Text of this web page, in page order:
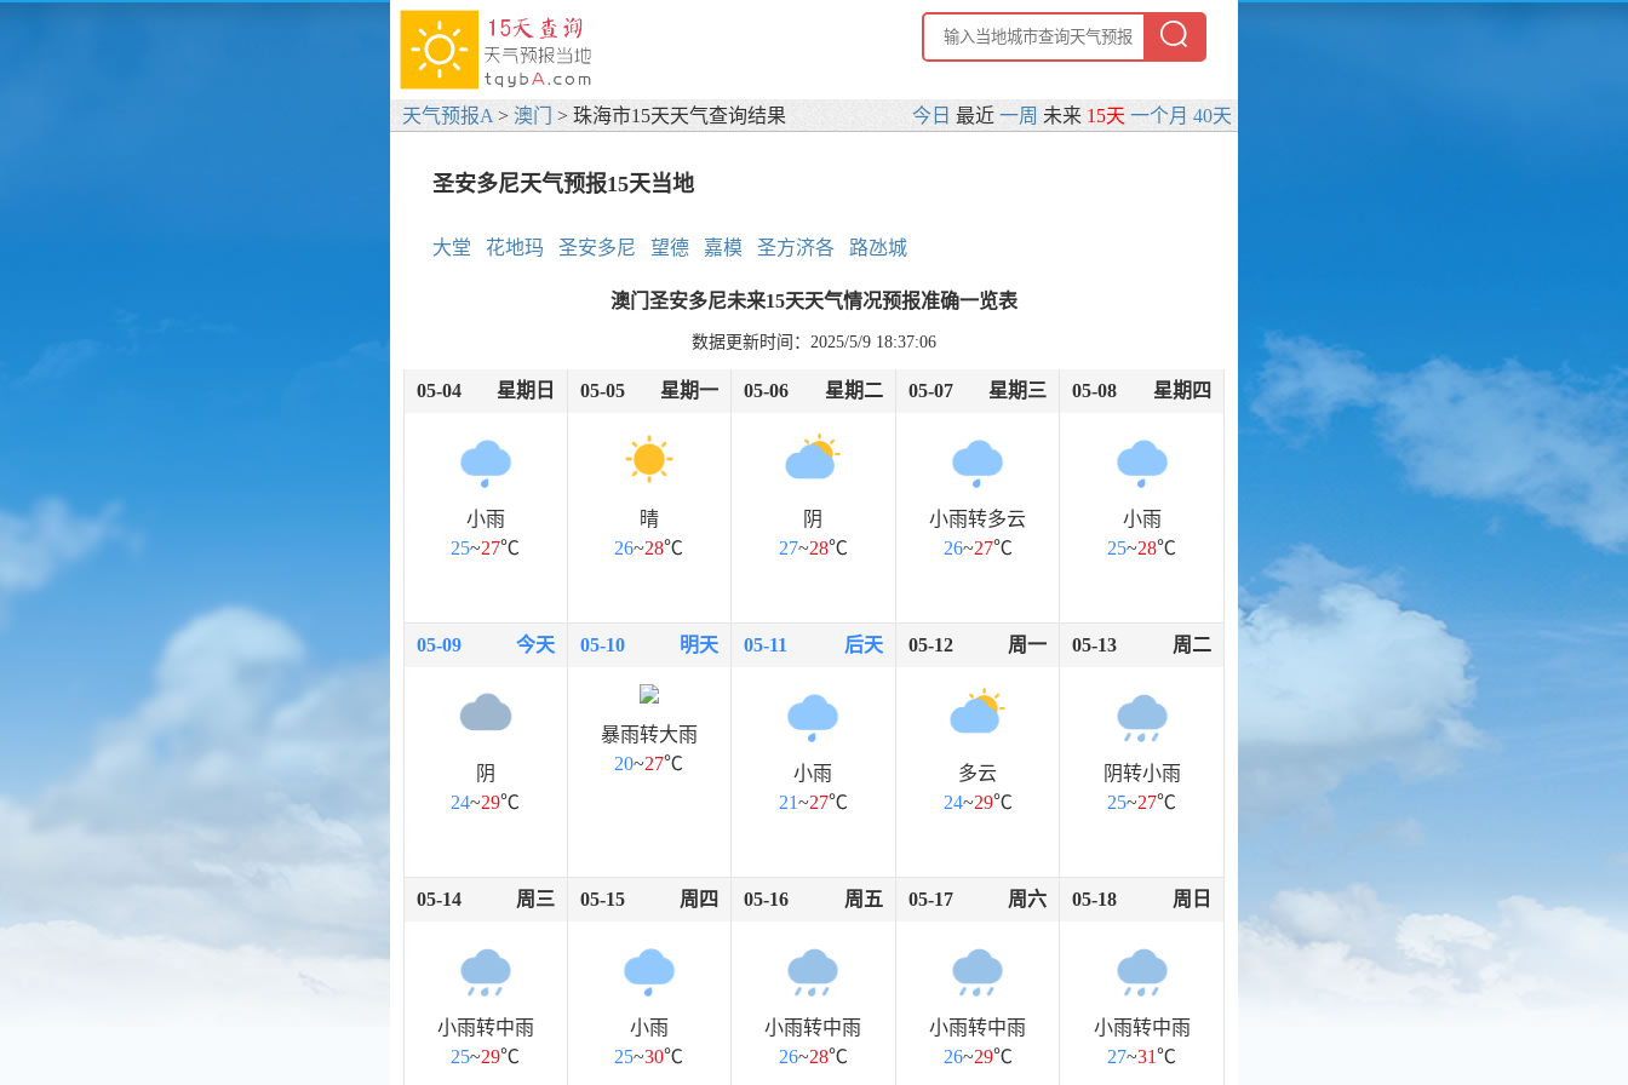
天气预报A > 澳门 > 珠海市15天天气查询结果 今日 最近 一周 未来 15天 一个月 40天
圣安多尼天气预报15天当地
大堂 花地玛 圣安多尼 望德 嘉模 圣方济各 路氹城
澳门圣安多尼未来15天天气情况预报准确一览表
数据更新时间：2025/5/9 18:37:06
05-04 星期日
小雨
25~27℃
05-05 星期一
晴
26~28℃
05-06 星期二
阴
27~28℃
05-07 星期三
小雨转多云
26~27℃
05-08 星期四
小雨
25~28℃
05-09 今天
阴
24~29℃
05-10 明天
暴雨转大雨
20~27℃
05-11 后天
小雨
21~27℃
05-12 周一
多云
24~29℃
05-13 周二
阴转小雨
25~27℃
05-14 周三
小雨转中雨
25~29℃
05-15 周四
小雨
25~30℃
05-16 周五
小雨转中雨
26~28℃
05-17 周六
小雨转中雨
26~29℃
05-18 周日
小雨转中雨
27~31℃